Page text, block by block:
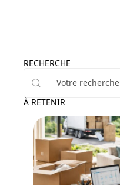
RECHERCHE
À RETENIR
Déménagement